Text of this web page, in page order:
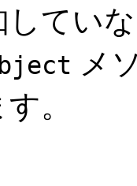
してい
メ
。